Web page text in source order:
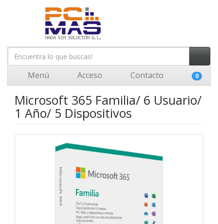
Menú Acceso Contacto 0
Microsoft 365 Familia/ 6 Usuario/
1 Año/ 5 Dispositivos